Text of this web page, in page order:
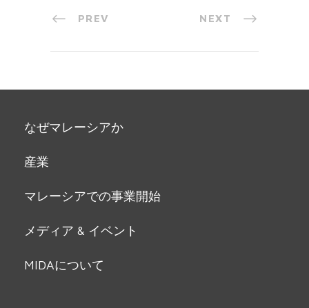
PREV NEXT
なぜマレーシアか
産業
マレーシアでの事業開始
メディア & イベント
MIDAについて